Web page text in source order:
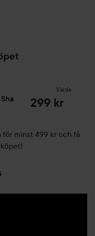
Moisture
Återställer och
samt reducera de
solhatt, tigerört och
hudens
Värde
299 kr
för minst 499 kr och få